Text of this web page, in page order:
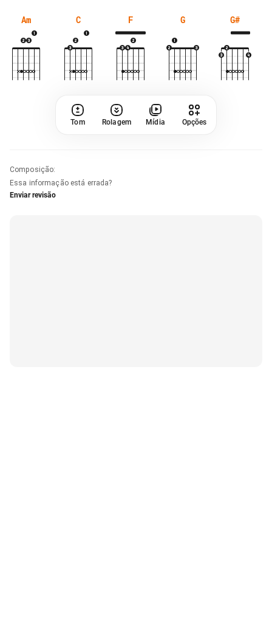
Am C F G G#
Tom Rolagem Mídia Opções
Composição:
Essa informação está errada?
Enviar revisão